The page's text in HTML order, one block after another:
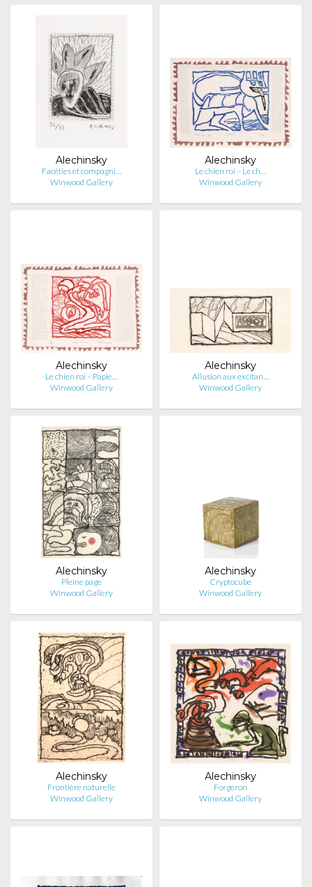
Alechinsky
Facéties et compagni…
Winwood Gallery
Alechinsky
Le chien roi – Le ch…
Winwood Gallery
Alechinsky
Le chien roi – Papie…
Winwood Gallery
Alechinsky
Allusion aux excitan…
Winwood Gallery
Alechinsky
Pleine page
Winwood Gallery
Alechinsky
Cryptocube
Winwood Gallery
Alechinsky
Frontière naturelle
Winwood Gallery
Alechinsky
Forgeron
Winwood Gallery